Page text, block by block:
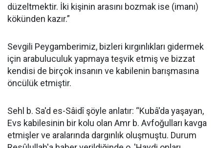
düzeltmektir. İki kişinin arasını bozmak ise (imanı)
kökünden kazır.”
Sevgili Peygamberimiz, bizleri kırgınlıkları gidermek
için arabuluculuk yapmaya teşvik etmiş ve bizzat
kendisi de birçok insanın ve kabilenin barışmasına
öncülük etmiştir.
Sehl b. Sa'd es-Sâidî şöyle anlatır: “Kubâ'da yaşayan,
Evs kabilesinin bir kolu olan Amr b. Avfoğulları kavga
etmişler ve aralarında dargınlık oluşmuştu. Durum